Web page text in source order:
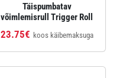
Täispumbatav
võimlemisrull Trigger Roll
23.75€ koos käibemaksuga